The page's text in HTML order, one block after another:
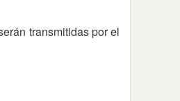
transmitidas por el